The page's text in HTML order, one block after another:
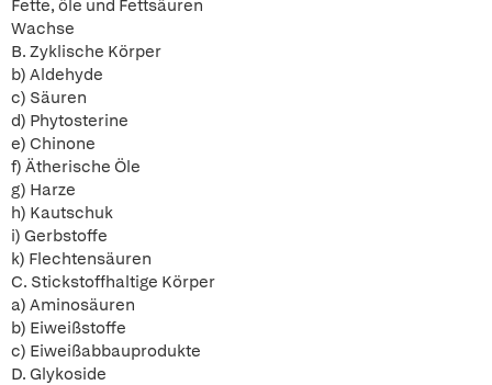
Fette, öle und Fettsäuren
Wachse
B. Zyklische Körper
b) Aldehyde
c) Säuren
d) Phytosterine
e) Chinone
f) Ätherische Öle
g) Harze
h) Kautschuk
i) Gerbstoffe
k) Flechtensäuren
C. Stickstoffhaltige Körper
a) Aminosäuren
b) Eiweißstoffe
c) Eiweißabbauprodukte
D. Glykoside